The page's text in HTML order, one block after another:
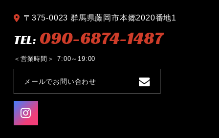
〒375-0023 群馬県藤岡市本郷2020番地1
TEL: 090-6874-1487
営業時間 7:00～19:00
メールでお問い合わせ